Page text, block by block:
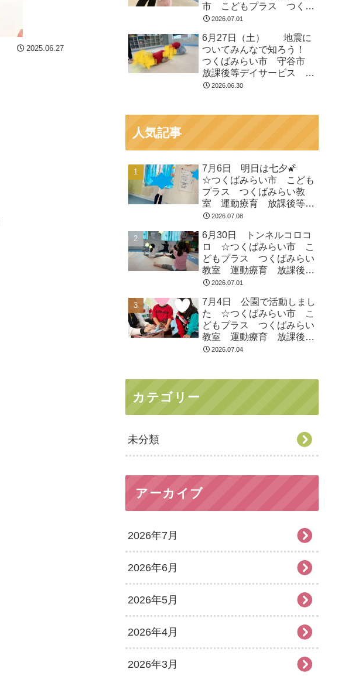
2025.06.27
市 こどもプラス つくば
みらい教室 運動療育 運
等デイサービス 受給者証
2026.07.01
6月27日（土） 地震に
ついてみんなで知ろう！
つくばみらい市 守谷市
放課後等デイサービス 運
動遊び 療育 受給者証
2026.06.30
人気記事
7月6日 明日は七夕🌠
☆つくばみらい市 こども
プラス つくばみらい教
室 運動療育 放課後等デ
イサービス 発達支援 受
2026.07.08
6月30日 トンネルコロコ
ロ ☆つくばみらい市 こ
どもプラス つくばみらい
教室 運動療育 放課後等
デイサービス 発達支援
2026.07.01
7月4日 公園で活動しまし
た ☆つくばみらい市 こ
どもプラス つくばみらい
教室 運動療育 放課後等
デイサービス 発達支援
2026.07.04
カテゴリー
未分類
アーカイブ
2026年7月
2026年6月
2026年5月
2026年4月
2026年3月